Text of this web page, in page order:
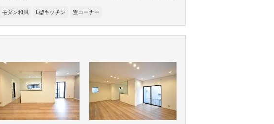
モダン和風 L型キッチン 畳コーナー